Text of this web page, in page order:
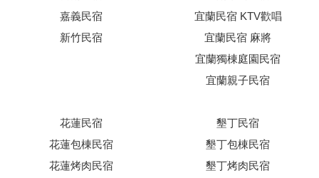
嘉義民宿
新竹民宿
宜蘭民宿 KTV歡唱
宜蘭民宿 麻將
宜蘭獨棟庭園民宿
宜蘭親子民宿
花蓮民宿
花蓮包棟民宿
花蓮烤肉民宿
墾丁民宿
墾丁包棟民宿
墾丁烤肉民宿